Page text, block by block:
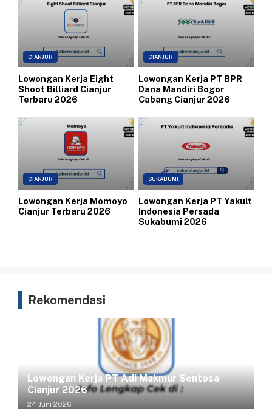
CIANJUR
Lowongan Kerja Eight
Shoot Billiard Cianjur
Terbaru 2026
CIANJUR
Lowongan Kerja PT BPR
Dana Mandiri Bogor
Cabang Cianjur 2026
CIANJUR
Lowongan Kerja Momoyo
Cianjur Terbaru 2026
SUKABUMI
Lowongan Kerja PT Yakult
Indonesia Persada
Sukabumi 2026
Rekomendasi
Lowongan Kerja PT Adi Makmur Sentosa
Cianjur 2026
24 Juni 2026